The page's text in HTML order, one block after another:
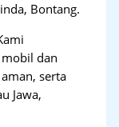
Bontang.
dan
serta
Jawa,